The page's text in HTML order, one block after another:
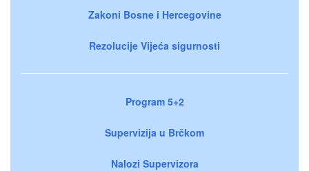
Zakoni Bosne i Hercegovine
Rezolucije Vijeća sigurnosti
Program 5+2
Supervizija u Brčkom
Nalozi Supervizora